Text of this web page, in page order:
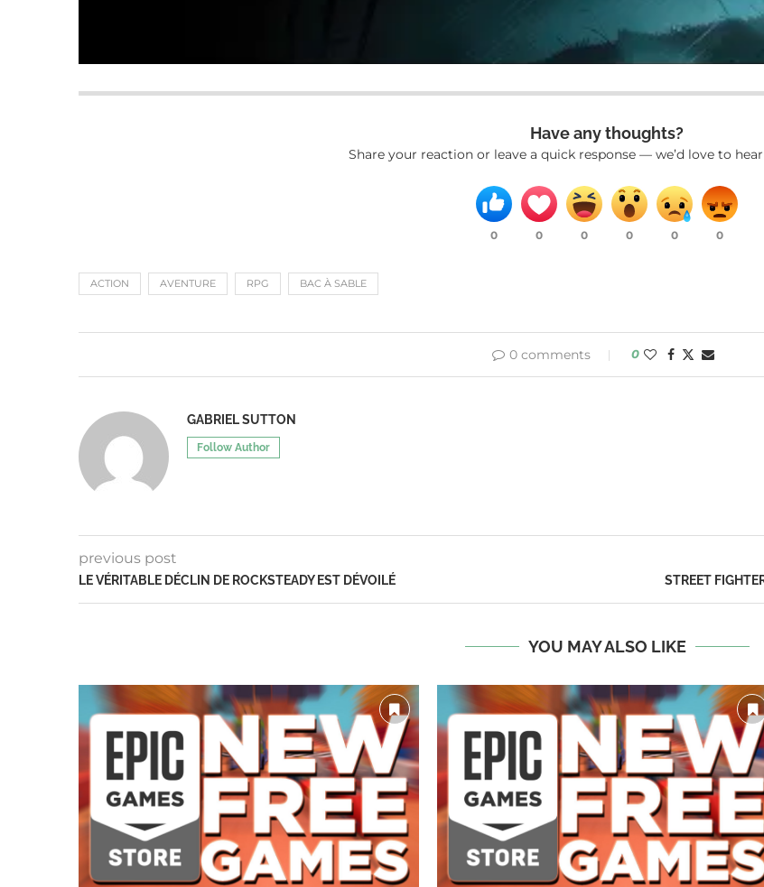
Have any thoughts?
Share your reaction or leave a quick response — we’d love to
0 0 0 0 0 0
ACTION AVENTURE RPG BAC À SABLE
0 comments 0
GABRIEL SUTTON
Follow Author
previous post
LE VÉRITABLE DÉCLIN DE ROCKSTEADY EST DÉVOILÉ STREET
YOU MAY ALSO LIKE